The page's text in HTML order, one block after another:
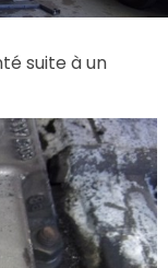
suite à un